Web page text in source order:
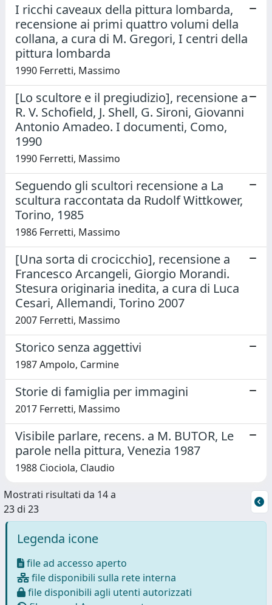
I ricchi caveaux della pittura lombarda,
recensione ai primi quattro volumi della
collana, a cura di M. Gregori, I centri della
pittura lombarda
1990 Ferretti, Massimo
[Lo scultore e il pregiudizio], recensione a
R. V. Schofield, J. Shell, G. Sironi, Giovanni
Antonio Amadeo. I documenti, Como,
1990
1990 Ferretti, Massimo
Seguendo gli scultori recensione a La
scultura raccontata da Rudolf Wittkower,
Torino, 1985
1986 Ferretti, Massimo
[Una sorta di crocicchio], recensione a
Francesco Arcangeli, Giorgio Morandi.
Stesura originaria inedita, a cura di Luca
Cesari, Allemandi, Torino 2007
2007 Ferretti, Massimo
Storico senza aggettivi
1987 Ampolo, Carmine
Storie di famiglia per immagini
2017 Ferretti, Massimo
Visibile parlare, recens. a M. BUTOR, Le
parole nella pittura, Venezia 1987
1988 Ciociola, Claudio
Mostrati risultati da 14 a
23 di 23
Legenda icone
file ad accesso aperto
file disponibili sulla rete interna
file disponibili agli utenti autorizzati